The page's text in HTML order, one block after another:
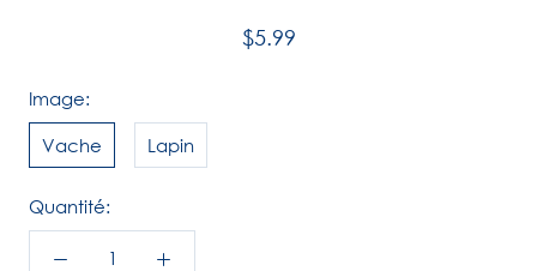
$5.99
Image:
Vache Lapin
Quantité: